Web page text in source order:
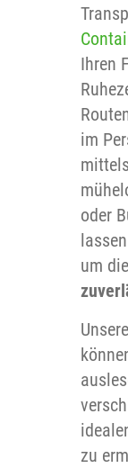
Ihren
im
oder
um
Unsere
zu